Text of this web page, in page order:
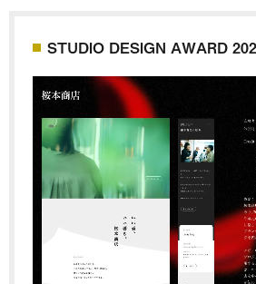
STUDIO DESIGN AWARD 2023